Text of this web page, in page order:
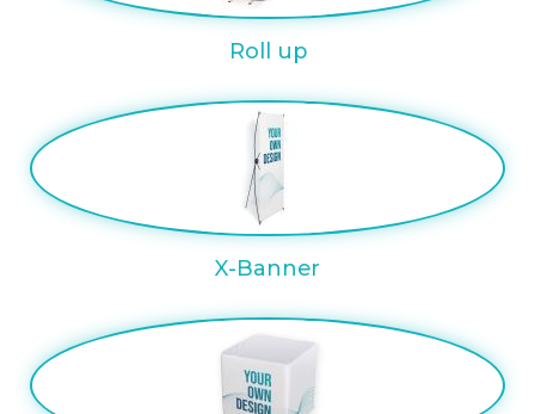
Roll up
X-Banner